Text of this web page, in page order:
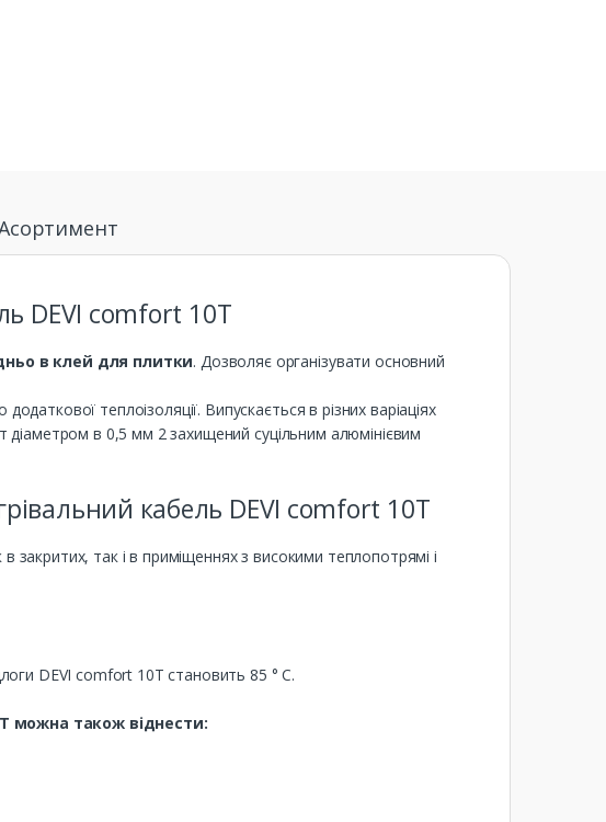
DEVI comfort 10T
в клей для плитки. Дозволяє організувати основний
теплоізоляції. Випускається в різних варіаціях
в 0,5 мм 2 захищений суцільним алюмінієвим
кабель DEVI comfort 10T
закритих, так і в приміщеннях з високими теплопотрямі і
DEVI comfort 10T становить 85 ° С.
можна також віднести: